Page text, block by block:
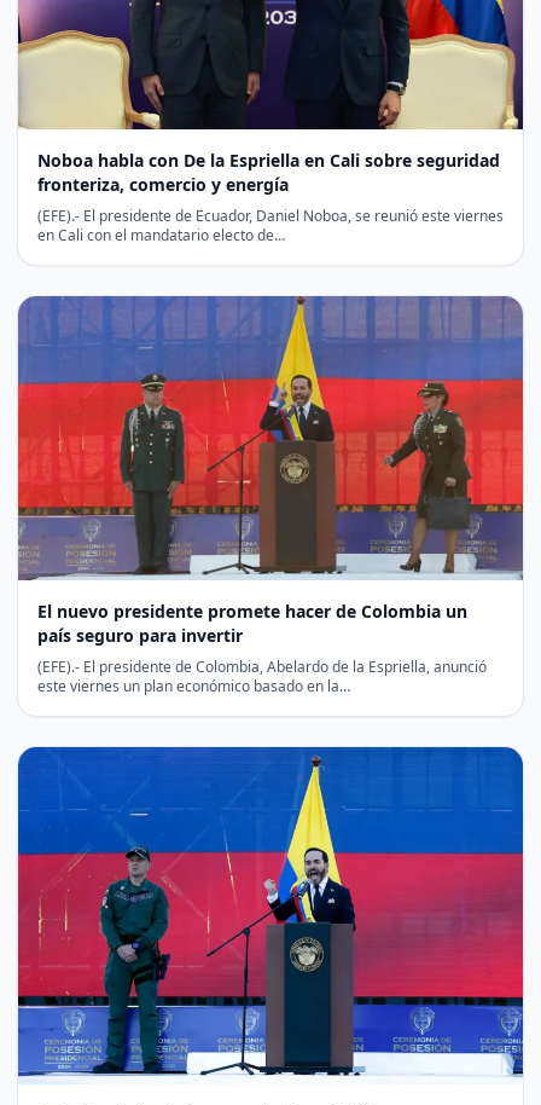
Noboa habla con De la Espriella en Cali sobre seguridad
fronteriza, comercio y energía
(EFE).- El presidente de Ecuador, Daniel Noboa, se reunió este viernes
en Cali con el mandatario electo de…
El nuevo presidente promete hacer de Colombia un
país seguro para invertir
(EFE).- El presidente de Colombia, Abelardo de la Espriella, anunció
este viernes un plan económico basado en la…